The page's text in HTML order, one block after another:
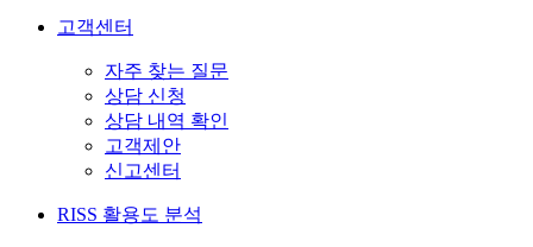
고객센터
자주 찾는 질문
상담 신청
상담 내역 확인
고객제안
신고센터
RISS 활용도 분석